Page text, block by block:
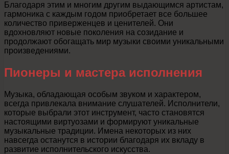
Благодаря этим и многим другим выдающимся артистам,
гармоника с каждым годом приобретает все большее
количество приверженцев и ценителей. Они
вдохновляют новые поколения на созидание и
продолжают обогащать мир музыки своими уникальными
произведениями.
Пионеры и мастера исполнения
Музыка, обладающая особым звуком и характером,
всегда привлекала внимание слушателей. Исполнители,
которые выбрали этот инструмент, часто становятся
настоящими виртуозами и формируют уникальные
музыкальные традиции. Имена некоторых из них
навсегда останутся в истории благодаря их вкладу в
развитие исполнительского искусства.